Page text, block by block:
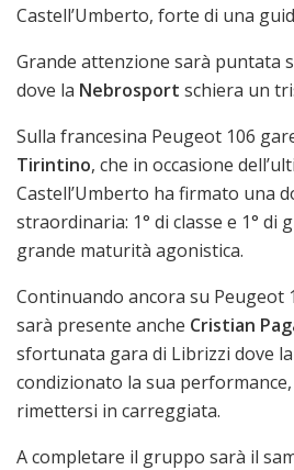
Castell’Umberto, forte di una
Grande attenzione sarà puntata
dove la Nebrosport schiera un
Sulla francesina Peugeot 106
Tirintino, che in occasione
Castell’Umberto ha firmato una
straordinaria: 1° di classe e 1° di
grande maturità agonistica.
Continuando ancora su Peugeot
sarà presente anche Cristian
sfortunata gara di Librizzi dove
condizionato la sua
rimettersi in carreggiata.
A completare il gruppo sarà il